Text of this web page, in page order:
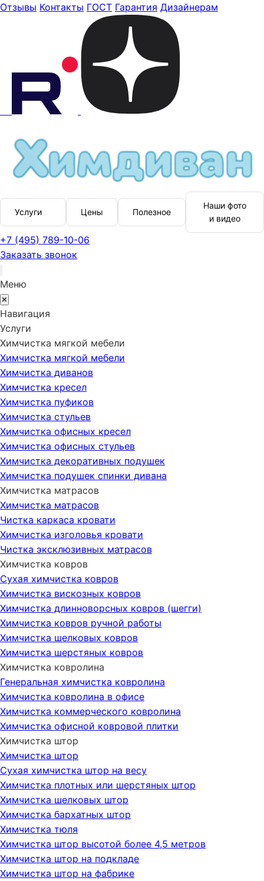
Отзывы Контакты ГОСТ Гарантия Дизайнерам
Услуги Цены Полезное
Наши фото
и видео
+7 (495) 789-10-06
Заказать звонок
Меню
✕
Навигация
Услуги
Химчистка мягкой мебели
Химчистка мягкой мебели
Химчистка диванов
Химчистка кресел
Химчистка пуфиков
Химчистка стульев
Химчистка офисных кресел
Химчистка офисных стульев
Химчистка декоративных подушек
Химчистка подушек спинки дивана
Химчистка матрасов
Химчистка матрасов
Чистка каркаса кровати
Химчистка изголовья кровати
Чистка эксклюзивных матрасов
Химчистка ковров
Сухая химчистка ковров
Химчистка вискозных ковров
Химчистка длинноворсных ковров (шегги)
Химчистка ковров ручной работы
Химчистка шелковых ковров
Химчистка шерстяных ковров
Химчистка ковролина
Генеральная химчистка ковролина
Химчистка ковролина в офисе
Химчистка коммерческого ковролина
Химчистка офисной ковровой плитки
Химчистка штор
Химчистка штор
Сухая химчистка штор на весу
Химчистка плотных или шерстяных штор
Химчистка шелковых штор
Химчистка бархатных штор
Химчистка тюля
Химчистка штор высотой более 4,5 метров
Химчистка штор на подкладе
Химчистка штор на фабрике